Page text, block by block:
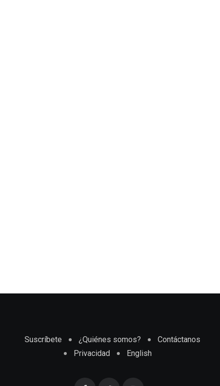
Suscríbete ¿Quiénes somos?
Contáctanos
Privacidad
English